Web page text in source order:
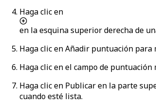
Haga clic en
en la esquina superior derecha de
Haga clic enAñadir puntuación para
Haga clic en el campo de
Haga clic en Publicaren la parte
cuando esté lista.